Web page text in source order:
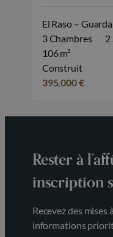
El Raso –
3 Chambres
2
106 m²
Construit
395.000 €
Rester à
inscription
Recevez des mises
informations